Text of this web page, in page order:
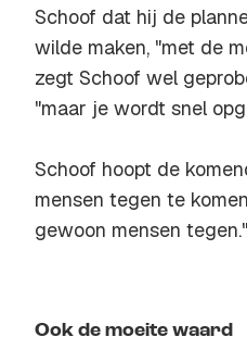
Schoof dat hij de
wilde maken, "met de
zegt Schoof wel
"maar je wordt snel
Schoof hoopt de
mensen tegen te
gewoon mensen tegen."
Ook de moeite waard